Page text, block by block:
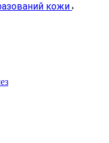
кожи